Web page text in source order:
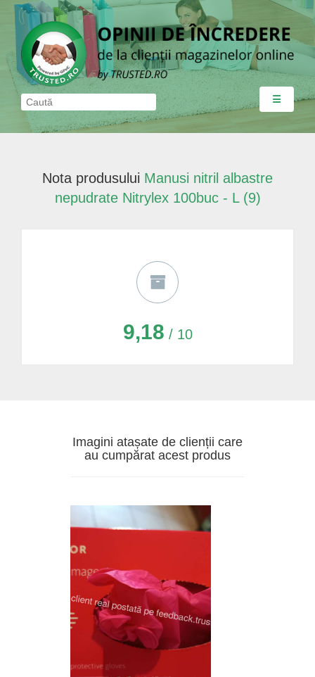
☰
Nota produsului Manusi nitril albastre
nepudrate Nitrylex 100buc - L (9)
9,18 / 10
Imagini atașate de clienții care
au cumpărat acest produs